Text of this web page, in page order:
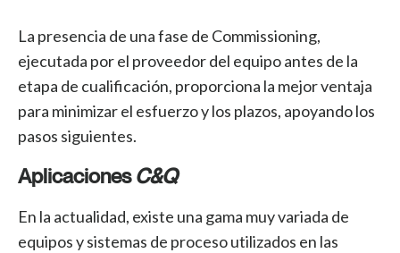
La presencia de una fase de Commissioning,
ejecutada por el proveedor del equipo antes de la
etapa de cualificación, proporciona la mejor ventaja
para minimizar el esfuerzo y los plazos, apoyando los
pasos siguientes.
AplicacionesC&Q
En la actualidad, existe una gama muy variada de
equipos y sistemas de proceso utilizados en las